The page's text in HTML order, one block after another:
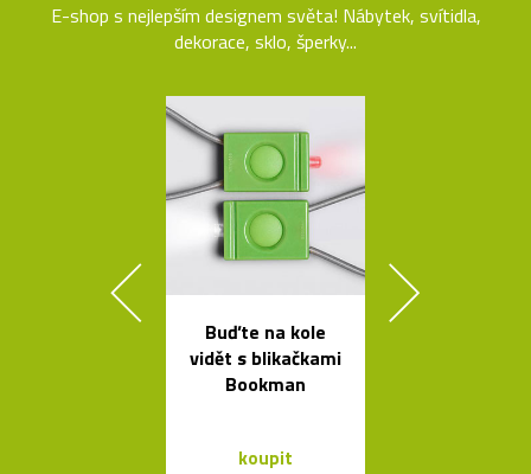
E-shop s nejlepším designem světa! Nábytek, svítidla,
dekorace, sklo, šperky...
Buďte na kole
vidět s blikačkami
Bookman
koupit